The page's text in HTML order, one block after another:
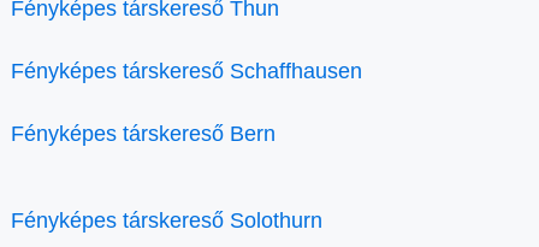
Fényképes társkereső Thun
Fényképes társkereső Schaffhausen
Fényképes társkereső Bern
Fényképes társkereső Solothurn